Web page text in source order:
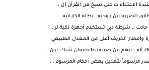
الاعتداءات على نسخ من القرآن ال...
للضرر» من زوجته.. بطلة الكاراتيه ...
وأمطار الخريف أعلى من المعدل الطبيعي
مرسوماً بتعديل بعض أحكام المرسوم ...